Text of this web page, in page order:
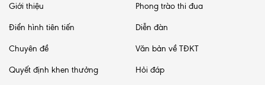
Giới thiệu Phong trào thi đua
Điển hình tiên tiến Diễn đàn
Chuyên đề Văn bản về TĐKT
Quyết định khen thưởng Hỏi đáp